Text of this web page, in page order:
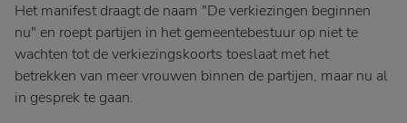
Het manifest draagt de naam "De verkiezingen beginnen
nu" en roept partijen in het gemeentebestuur op niet te
wachten tot de verkiezingskoorts toeslaat met het
betrekken van meer vrouwen binnen de partijen, maar nu al
in gesprek te gaan.